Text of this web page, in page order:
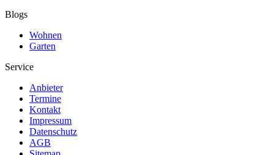
Blogs
Wohnen
Garten
Service
Anbieter
Termine
Kontakt
Impressum
Datenschutz
AGB